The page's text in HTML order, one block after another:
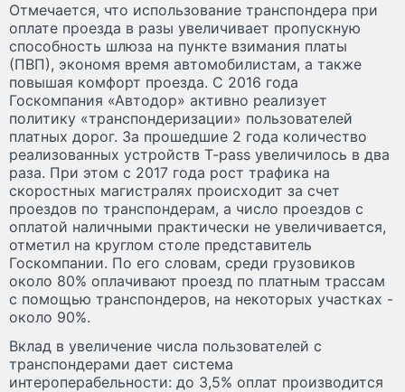
Отмечается, что использование транспондера при
оплате проезда в разы увеличивает пропускную
способность шлюза на пункте взимания платы
(ПВП), экономя время автомобилистам, а также
повышая комфорт проезда. С 2016 года
Госкомпания «Автодор» активно реализует
политику «транспондеризации» пользователей
платных дорог. За прошедшие 2 года количество
реализованных устройств T-pass увеличилось в два
раза. При этом с 2017 года рост трафика на
скоростных магистралях происходит за счет
проездов по транспондерам, а число проездов с
оплатой наличными практически не увеличивается,
отметил на круглом столе представитель
Госкомпании. По его словам, среди грузовиков
около 80% оплачивают проезд по платным трассам
с помощью транспондеров, на некоторых участках -
около 90%.
Вклад в увеличение числа пользователей с
транспондерами дает система
интероперабельности: до 3,5% оплат производится